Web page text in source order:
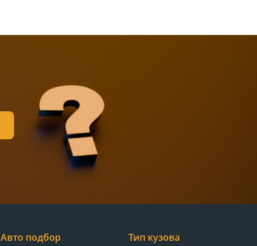
Авто подбор Тип кузова